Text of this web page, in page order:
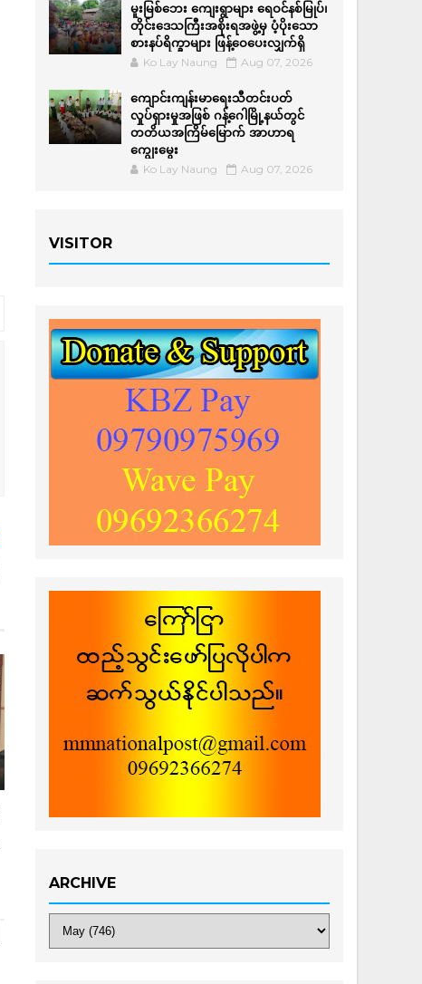
မူးမြစ်ဘေး ကျေးရွာများ ရေဝင်နစ်မြုပ်၊
တိုင်းဒေသကြီးအစိုးရအဖွဲ့မှ ပံ့ပိုးသော
စားနပ်ရိက္ခာများ ဖြန့်ဝေပေးလျှက်ရှိ
Ko Lay Naung Aug 07, 2026
ကျောင်းကျန်းမာရေးသီတင်းပတ်
လှုပ်ရှားမှုအဖြစ် ဂန့်ဂေါမြို့နယ်တွင်
တတိယအကြိမ်မြောက် အာဟာရ
ကျွေးမွေး
Ko Lay Naung Aug 07, 2026
VISITOR
ARCHIVE